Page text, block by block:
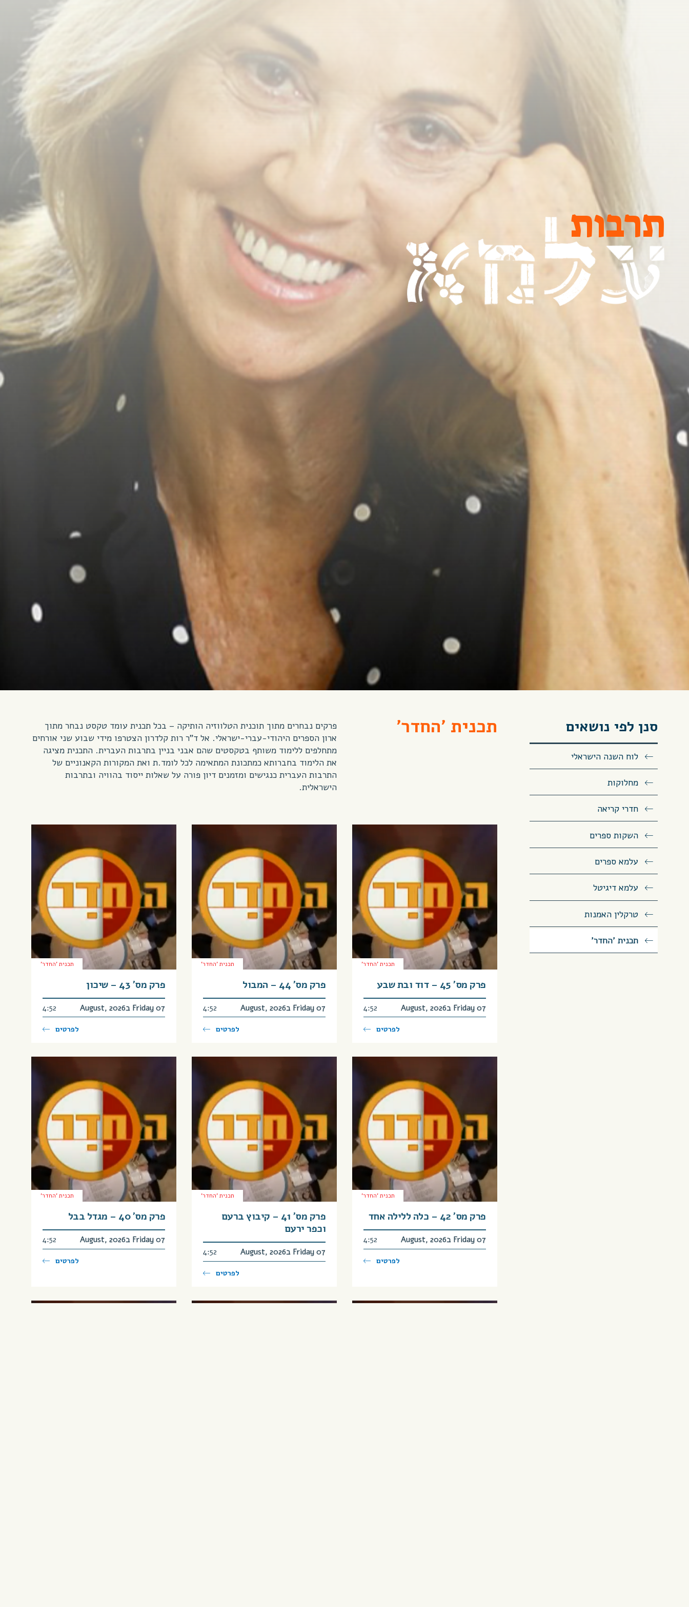
תרבות
סנן לפי נושאים
לוח השנה הישראלי
מחלוקות
חדרי קריאה
השקות ספרים
עלמא ספרים
עלמא דיגיטל
טרקלין האמנות
תכנית 'החדר'
תכנית 'החדר'
​​פרקים נבחרים מתוך תוכנית הטלווזיה הותיקה – בכל תכנית עומד טקסט נבחר מתוך
ארון הספרים היהודי-עברי-ישראלי. אל ד”ר רות קלדרון הצטרפו מידי שבוע שני אורחים
מתחלפים ללימוד משותף בטקסטים שהם אבני בניין בתרבות העברית. התכנית מציגה
את הלימוד בחברותא כמתכונת המתאימה לכל לומד.ת ואת המקורות הקאנוניים של
התרבות העברית כנגישים ומזמנים דיון פורה על שאלות ייסוד בהוויה ובתרבות
הישראלית.
תכנית 'החדר'
פרק מס’ 45 – דוד ובת שבע
Friday 07 בAugust, 2026 4:52
לפרטים
תכנית 'החדר'
פרק מס’ 44 – המבול
Friday 07 בAugust, 2026 4:52
לפרטים
תכנית 'החדר'
פרק מס’ 43 – שיכון
Friday 07 בAugust, 2026 4:52
לפרטים
תכנית 'החדר'
פרק מס’ 42 – כלה ללילה אחד
Friday 07 בAugust, 2026 4:52
לפרטים
תכנית 'החדר'
פרק מס’ 41 – קיבוץ ברעם
וכפר ירעם
Friday 07 בAugust, 2026 4:52
לפרטים
תכנית 'החדר'
פרק מס’ 40 – מגדל בבל
Friday 07 בAugust, 2026 4:52
לפרטים